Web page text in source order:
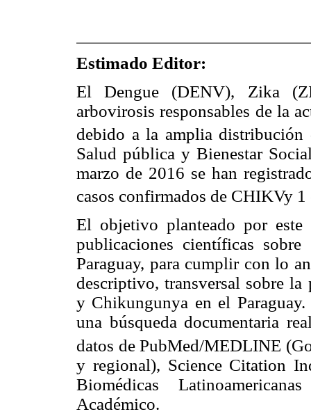
Estimado Editor:
El Dengue (DENV), Zika
arbovirosis responsables de la
debido a la amplia distribución
Salud pública y Bienestar
marzo de 2016 se han
casos confirmados de CHIKVy
El objetivo planteado por
publicaciones científicas
Paraguay, para cumplir con lo
descriptivo, transversal sobre
y Chikungunya en el
una búsqueda documentaria
datos de PubMed/MEDLINE
y regional), Science Citation
Biomédicas
Académico.